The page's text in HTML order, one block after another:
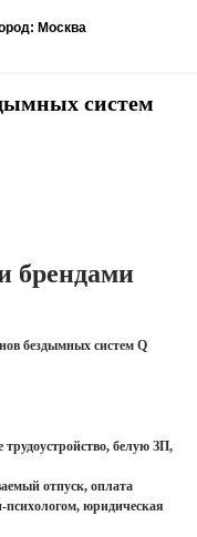
Москва
систем
брендами
бездымных систем Q
белую ЗП,
отпуск, оплата
юридическая